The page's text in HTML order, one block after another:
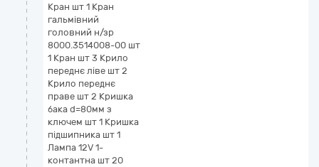
Кран шт 1 Кран
гальмівний
головний н/зр
8000.3514008-00 шт
1 Кран шт 3 Крило
переднє ліве шт 2
Крило переднє
праве шт 2 Кришка
бака d=80мм з
ключем шт 1 Кришка
підшипника шт 1
Лампа 12V 1-
контантна шт 20